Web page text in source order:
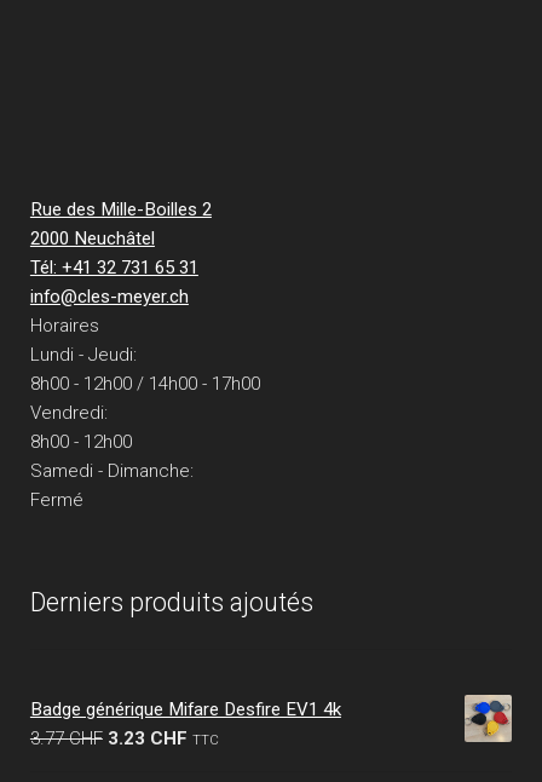
Rue des Mille-Boilles 2
2000 Neuchâtel
Tél: +41 32 731 65 31
info@cles-meyer.ch
Horaires
Lundi - Jeudi:
8h00 - 12h00 / 14h00 - 17h00
Vendredi:
8h00 - 12h00
Samedi - Dimanche:
Fermé
Derniers produits ajoutés
Badge générique Mifare Desfire EV1 4k
3.77CHF Le
3.23 CHFLe
TTC